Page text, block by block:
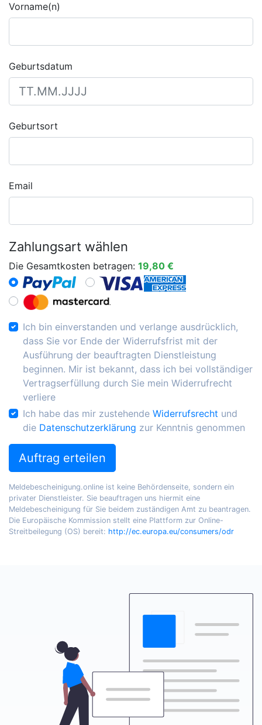
Vorname(n)
Geburtsdatum
Geburtsort
Email
Zahlungsart wählen
Die Gesamtkosten betragen: 19,80 €
Ich bin einverstanden und verlange ausdrücklich,
dass Sie vor Ende der Widerrufsfrist mit der
Ausführung der beauftragten Dienstleistung
beginnen. Mir ist bekannt, dass ich bei vollständiger
Vertragserfüllung durch Sie mein Widerrufrecht
verliere
Ich habe das mir zustehende Widerrufsrecht und
die Datenschutzerklärung zur Kenntnis genommen
Auftrag erteilen
Meldebescheinigung.online ist keine Behördenseite, sondern ein
privater Dienstleister. Sie beauftragen uns hiermit eine
Meldebescheinigung für Sie beidem zuständigen Amt zu beantragen.
Die Europäische Kommission stellt eine Plattform zur Online-
Streitbeilegung (OS) bereit: http://ec.europa.eu/consumers/odr